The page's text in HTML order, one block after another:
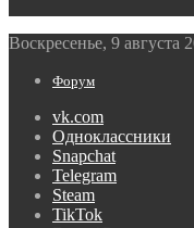
Воскресенье, 9 августа
Форум
vk.com
Одноклассники
Snapchat
Telegram
Steam
TikTok